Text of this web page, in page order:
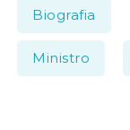
Biografia
Ministro